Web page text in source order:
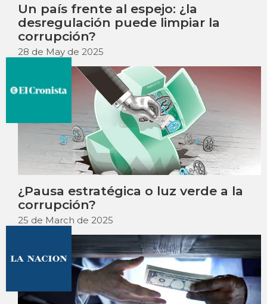
Un país frente al espejo: ¿la
desregulación puede limpiar la
corrupción?
28 de May de 2025
¿Pausa estratégica o luz verde a la
corrupción?
25 de March de 2025